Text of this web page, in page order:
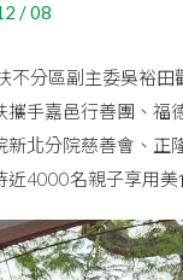
/ 08
不分區副主委吳裕
攜手嘉邑行善團、福
新北分院慈善會、正
近4000名親子享用